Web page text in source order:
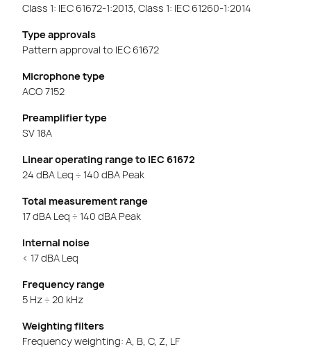
Class 1: IEC 61672-1:2013, Class 1: IEC 61260-1:2014
Type approvals
Pattern approval to IEC 61672
Microphone type
ACO 7152
Preamplifier type
SV 18A
Linear operating range to IEC 61672
24 dBA Leq ÷ 140 dBA Peak
Total measurement range
17 dBA Leq ÷ 140 dBA Peak
Internal noise
< 17 dBA Leq
Frequency range
5 Hz ÷ 20 kHz
Weighting filters
Frequency weighting: A, B, C, Z, LF